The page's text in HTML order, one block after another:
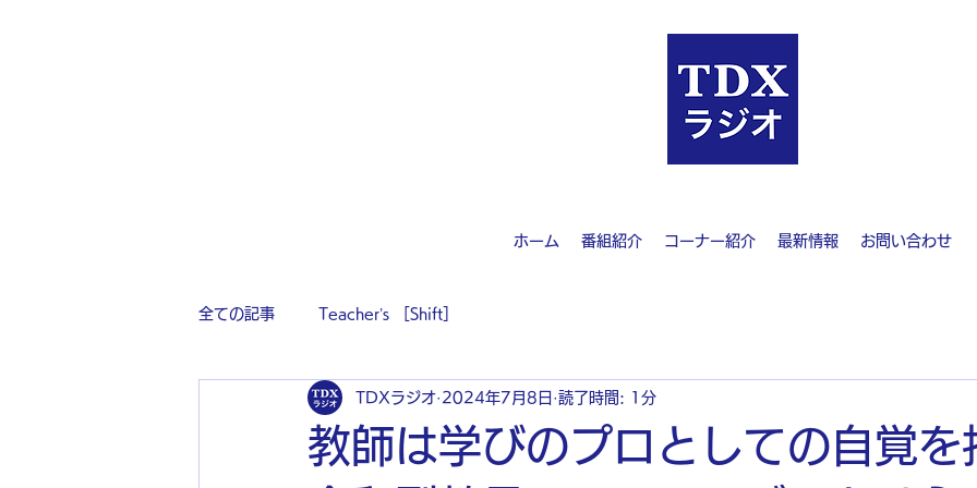
ホーム 番組紹介 コーナー紹介 最新情報 お問い合わせ
全ての記事 Teacher’s ［Shift］
教師は学びのプロとしての自覚を
TDXラジオ 2024年7月8日 読了時間: 1分